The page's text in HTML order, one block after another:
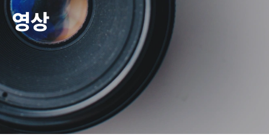
영상